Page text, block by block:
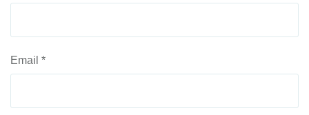
Email *